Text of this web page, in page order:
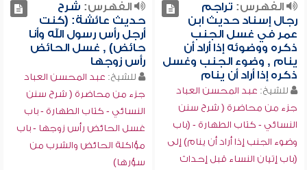
الفهرس: تراجم
رجال إسناد حديث ابن
عمر في غسل الجنب
ذكره ووضوئه إذا أراد أن
ينام , وضوء الجنب وغسل
ذكره إذا أراد أن ينام
للشيخ: عبد المحسن العباد
جزء من محاضرة ( شرح سنن
النسائي - كتاب الطهارة - (باب
وضوء الجنب إذا أراد أن ينام) إلى
(باب إتيان النساء قبل إحداث
الفهرس: شرح
حديث عائشة: (كنت
أرجل رأس رسول الله وأنا
حائض) , غسل الحائض
رأس زوجها
للشيخ: عبد المحسن العباد
جزء من محاضرة ( شرح سنن
النسائي - كتاب الطهارة - باب
غسل الحائض رأس زوجها - باب
مؤاكلة الحائض والشرب من
سؤرها)